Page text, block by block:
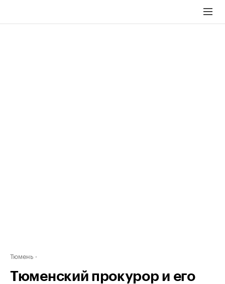
Тюмень
Тюменский прокурор и его